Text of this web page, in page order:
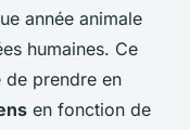
année animale
humaines. Ce
prendre en
en fonction de